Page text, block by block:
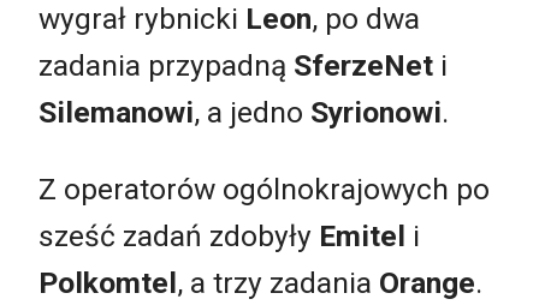
wygrał rybnicki Leon, po dwa
zadania przypadną SferzeNet i
Silemanowi, a jedno Syrionowi.
Z operatorów ogólnokrajowych po
sześć zadań zdobyły Emitel i
Polkomtel, a trzy zadania Orange.